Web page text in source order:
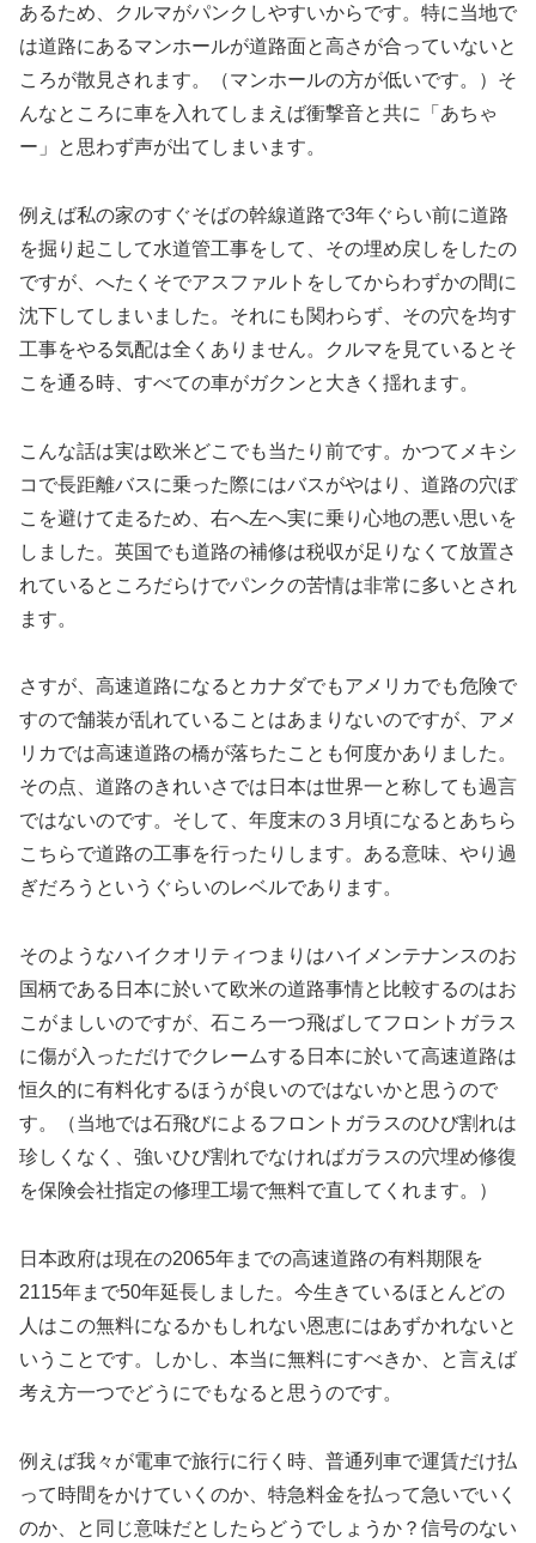
あるため、クルマがパンクしやすいからです。特に当地で
は道路にあるマンホールが道路面と高さが合っていないと
ころが散見されます。（マンホールの方が低いです。）そ
んなところに車を入れてしまえば衝撃音と共に「あちゃ
ー」と思わず声が出てしまいます。
例えば私の家のすぐそばの幹線道路で3年ぐらい前に道路
を掘り起こして水道管工事をして、その埋め戻しをしたの
ですが、へたくそでアスファルトをしてからわずかの間に
沈下してしまいました。それにも関わらず、その穴を均す
工事をやる気配は全くありません。クルマを見ているとそ
こを通る時、すべての車がガクンと大きく揺れます。
こんな話は実は欧米どこでも当たり前です。かつてメキシ
コで長距離バスに乗った際にはバスがやはり、道路の穴ぼ
こを避けて走るため、右へ左へ実に乗り心地の悪い思いを
しました。英国でも道路の補修は税収が足りなくて放置さ
れているところだらけでパンクの苦情は非常に多いとされ
ます。
さすが、高速道路になるとカナダでもアメリカでも危険で
すので舗装が乱れていることはあまりないのですが、アメ
リカでは高速道路の橋が落ちたことも何度かありました。
その点、道路のきれいさでは日本は世界一と称しても過言
ではないのです。そして、年度末の３月頃になるとあちら
こちらで道路の工事を行ったりします。ある意味、やり過
ぎだろうというぐらいのレベルであります。
そのようなハイクオリティつまりはハイメンテナンスのお
国柄である日本に於いて欧米の道路事情と比較するのはお
こがましいのですが、石ころ一つ飛ばしてフロントガラス
に傷が入っただけでクレームする日本に於いて高速道路は
恒久的に有料化するほうが良いのではないかと思うので
す。（当地では石飛びによるフロントガラスのひび割れは
珍しくなく、強いひび割れでなければガラスの穴埋め修復
を保険会社指定の修理工場で無料で直してくれます。）
日本政府は現在の2065年までの高速道路の有料期限を
2115年まで50年延長しました。今生きているほとんどの
人はこの無料になるかもしれない恩恵にはあずかれないと
いうことです。しかし、本当に無料にすべきか、と言えば
考え方一つでどうにでもなると思うのです。
例えば我々が電車で旅行に行く時、普通列車で運賃だけ払
って時間をかけていくのか、特急料金を払って急いでいく
のか、と同じ意味だとしたらどうでしょうか？信号のない